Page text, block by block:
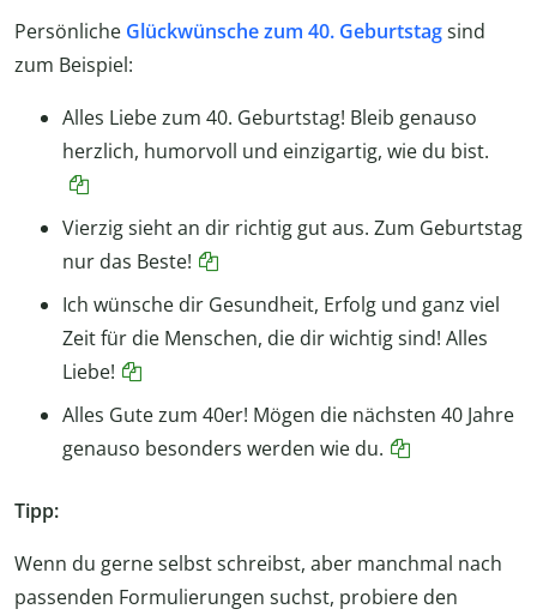
Persönliche Glückwünsche zum 40. Geburtstagsind
zum Beispiel:
Alles Liebe zum 40. Geburtstag! Bleib genauso
herzlich, humorvoll und einzigartig, wie du bist.
Vierzig sieht an dir richtig gut aus. Zum Geburtstag
nur das Beste!
Ich wünsche dir Gesundheit, Erfolg und ganz viel
Zeit für die Menschen, die dir wichtig sind! Alles
Liebe!
Alles Gute zum 40er! Mögen die nächsten 40 Jahre
genauso besonders werden wie du.
Tipp:
Wenn du gerne selbst schreibst, aber manchmal nach
passenden Formulierungen suchst, probiere den